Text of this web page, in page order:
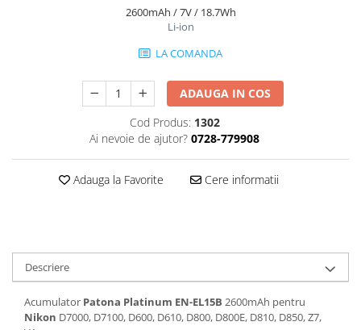
Produse de bucatarie kjøk
Accesorii kjøk
Cutite kjøk
Bec LED
E14
E27
2600mAh / 7V / 18.7Wh
Li-ion
LA COMANDA
ADAUGA IN COS
Cod Produs: 1302
Ai nevoie de ajutor? 0728-779908
Adauga la Favorite Cere informatii
Descriere
Acumulator Patona Platinum EN-EL15B 2600mAh pentru
Nikon D7000, D7100, D600, D610, D800, D800E, D810, D850, Z7,